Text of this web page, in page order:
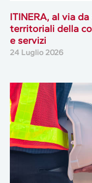
ITINERA, al via
territoriali della
e servizi
24 Luglio 2026